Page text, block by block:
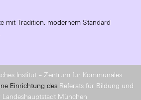
mit Tradition, modernem Standard
Institut – Zentrum für Kommunales
Einrichtung des Referats für Bildung und
Landeshauptstadt München